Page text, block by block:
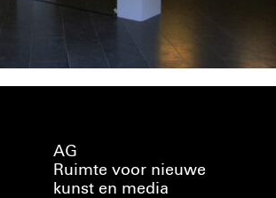
AG
Ruimte voor nieuwe
kunst en media